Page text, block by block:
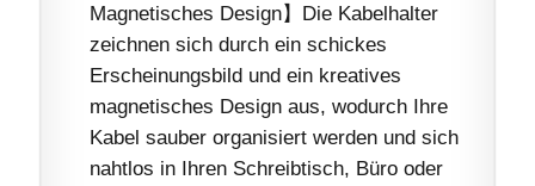
Magnetisches Design】Die Kabelhalter
zeichnen sich durch ein schickes
Erscheinungsbild und ein kreatives
magnetisches Design aus, wodurch Ihre
Kabel sauber organisiert werden und sich
nahtlos in Ihren Schreibtisch, Büro oder